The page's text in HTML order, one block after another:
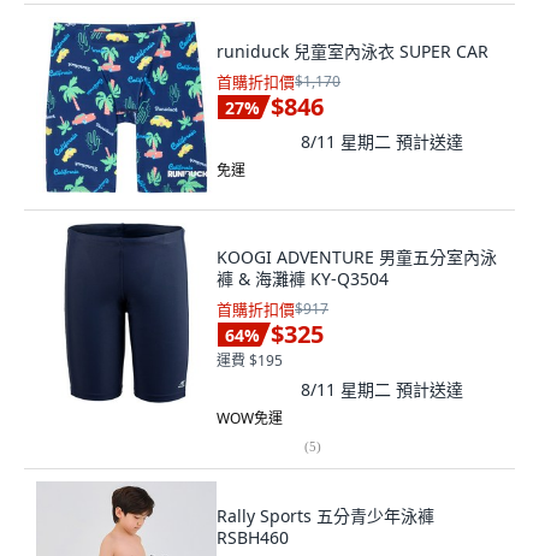
runiduck 兒童室內泳衣 SUPER CAR
首購折扣價$1,170
27% $846
8/11 星期二 預計送達
免運
KOOGI ADVENTURE 男童五分室內泳
褲 & 海灘褲 KY-Q3504
首購折扣價$917
64% $325
運費 $195
8/11 星期二 預計送達
WOW免運
(5)
Rally Sports 五分青少年泳褲
RSBH460